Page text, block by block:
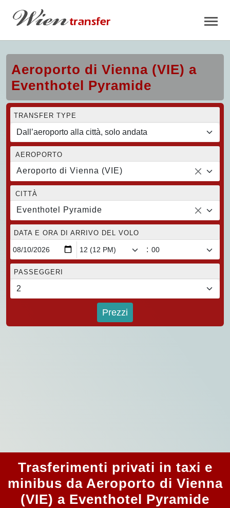
Aeroporto di Vienna (VIE) a
Eventhotel Pyramide
TRANSFER TYPE
AEROPORTO
Aeroporto di Vienna (VIE)
CITTÀ
Eventhotel Pyramide
DATA E ORA DI ARRIVO DEL VOLO
:
PASSEGGERI
Prezzi
Trasferimenti privati in taxi e
minibus da Aeroporto di Vienna
(VIE) a Eventhotel Pyramide